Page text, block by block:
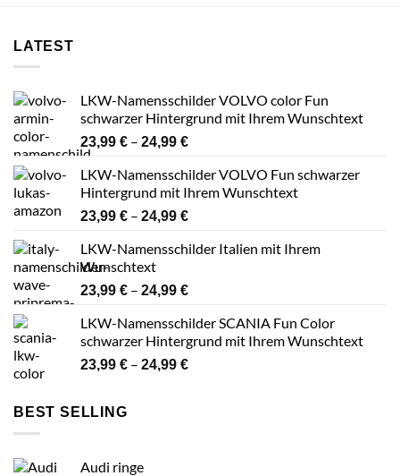
LATEST
LKW-Namensschilder VOLVO color Fun
schwarzer Hintergrund mit Ihrem Wunschtext
23,99 € – 24,99 €Preisspanne:
bis
24,99 €
LKW-Namensschilder VOLVO Fun schwarzer
Hintergrund mit Ihrem Wunschtext
23,99 € – 24,99 €Preisspanne:
bis
LKW-Namensschilder Italien mit Ihrem
Wunschtext
23,99 € – 24,99 €Preisspanne:
bis
24,99 €
LKW-Namensschilder SCANIA Fun Color
schwarzer Hintergrund mit Ihrem Wunschtext
23,99 € – 24,99 €Preisspanne:
BEST SELLING
Audi ringe